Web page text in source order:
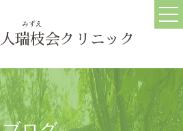
瑞枝会クリニック
医院情報
ブログ
求人情報